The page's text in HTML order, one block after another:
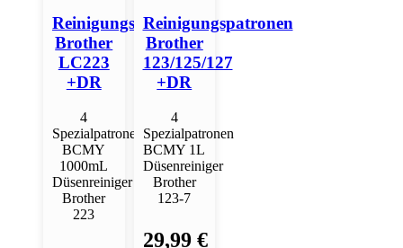
Reinigungspatronen
Brother
LC223
+DR
4
Spezialpatronen
BCMY
1000mL
Düsenreiniger
Brother
223
Reinigungspatronen
Brother
123/125/127
+DR
4
Spezialpatronen
BCMY 1L
Düsenreiniger
Brother
123-7
29,99 €